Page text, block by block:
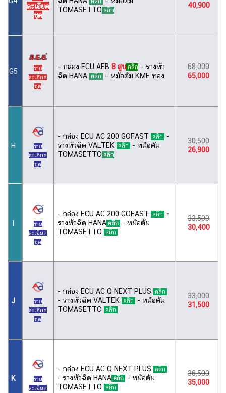
ละเอียด
ชุด
TOMASETTO คลิก
40,900
G5
ราย
ละเอียด
ชุด
– กล่อง ECU AEB 8 สูบ คลิก – รางหัว
ฉีด HANA คลิก – หม้อต้ม KME ทอง
68,000
65,000
H
ราย
ละเอียด
ชุด
- กล่อง ECU AC 200 GOFAST คลิก
-
รางหัวฉีด VALTEK คลิก
- หม้อต้ม
TOMASETTO คลิก
30,500
26,900
I
ราย
ละเอียด
ชุด
- กล่อง ECU AC 200 GOFAST คลิก
-
รางหัวฉีด HANA คลิก - หม้อต้ม
TOMASETTO คลิก
33,500
30,400
J
ราย
ละเอียด
ชุด
- กล่อง ECU AC Q NEXT PLUS คลิก
- รางหัวฉีด VALTEK คลิก
- หม้อต้ม
TOMASETTO คลิก
33,000
31,500
K
ราย
ละเอียด
- กล่อง ECU AC Q NEXT PLUS คลิก
- รางหัวฉีด HANA คลิก - หม้อต้ม
TOMASETTO คลิก
36,500
35,000